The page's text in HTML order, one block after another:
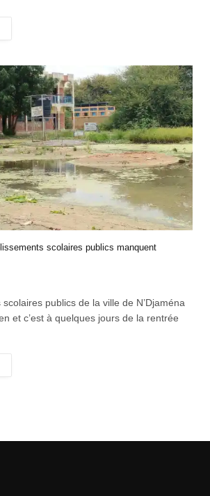
scolaires publics manquent
publics de la ville de N’Djaména
et c’est à quelques jours de la rentrée